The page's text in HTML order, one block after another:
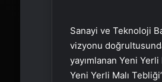
Sanayi ve Teknoloji
vizyonu
yayımlanan Yeni
Yeni Yerli Malı